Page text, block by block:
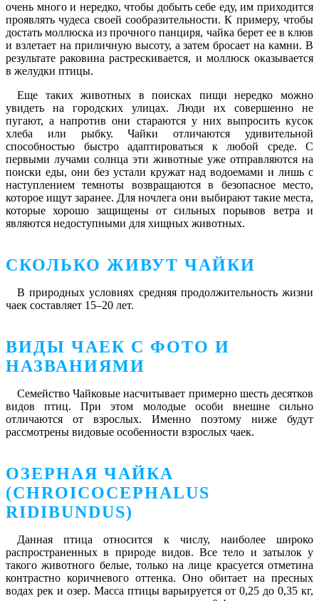
очень много и нередко, чтобы добыть себе еду, им приходится
проявлять чудеса своей сообразительности. К примеру, чтобы
достать моллюска из прочного панциря, чайка берет ее в клюв
и взлетает на приличную высоту, а затем бросает на камни. В
результате раковина растрескивается, и моллюск оказывается
в желудки птицы.
Еще таких животных в поисках пищи нередко можно
увидеть на городских улицах. Люди их совершенно не
пугают, а напротив они стараются у них выпросить кусок
хлеба или рыбку. Чайки отличаются удивительной
способностью быстро адаптироваться к любой среде. С
первыми лучами солнца эти животные уже отправляются на
поиски еды, они без устали кружат над водоемами и лишь с
наступлением темноты возвращаются в безопасное место,
которое ищут заранее. Для ночлега они выбирают такие места,
которые хорошо защищены от сильных порывов ветра и
являются недоступными для хищных животных.
СКОЛЬКО ЖИВУТ ЧАЙКИ
В природных условиях средняя продолжительность жизни
чаек составляет 15–20 лет.
ВИДЫ ЧАЕК С ФОТО И
НАЗВАНИЯМИ
Семейство Чайковые насчитывает примерно шесть десятков
видов птиц. При этом молодые особи внешне сильно
отличаются от взрослых. Именно поэтому ниже будут
рассмотрены видовые особенности взрослых чаек.
ОЗЕРНАЯ ЧАЙКА
(CHROICOCEPHALUS
RIDIBUNDUS)
Данная птица относится к числу, наиболее широко
распространенных в природе видов. Все тело и затылок у
такого животного белые, только на лице красуется отметина
контрастно коричневого оттенка. Оно обитает на пресных
водах рек и озер. Масса птицы варьируется от 0,25 до 0,35 кг,